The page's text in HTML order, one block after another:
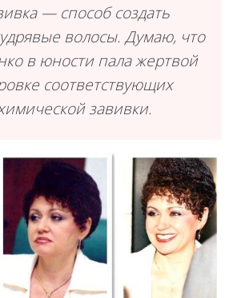
— способ создать
волосы. Думаю, что
в юности пала жертвой
соответствующих
завивки.